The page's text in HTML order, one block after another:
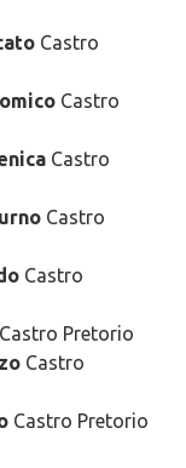
Castro
Castro
Castro
Castro
Castro
Castro Pretorio
Castro
Castro Pretorio